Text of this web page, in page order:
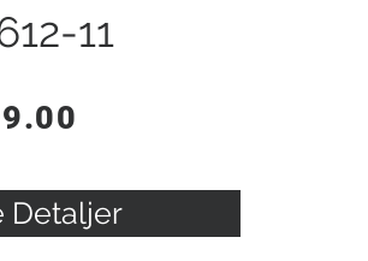
11
Detaljer